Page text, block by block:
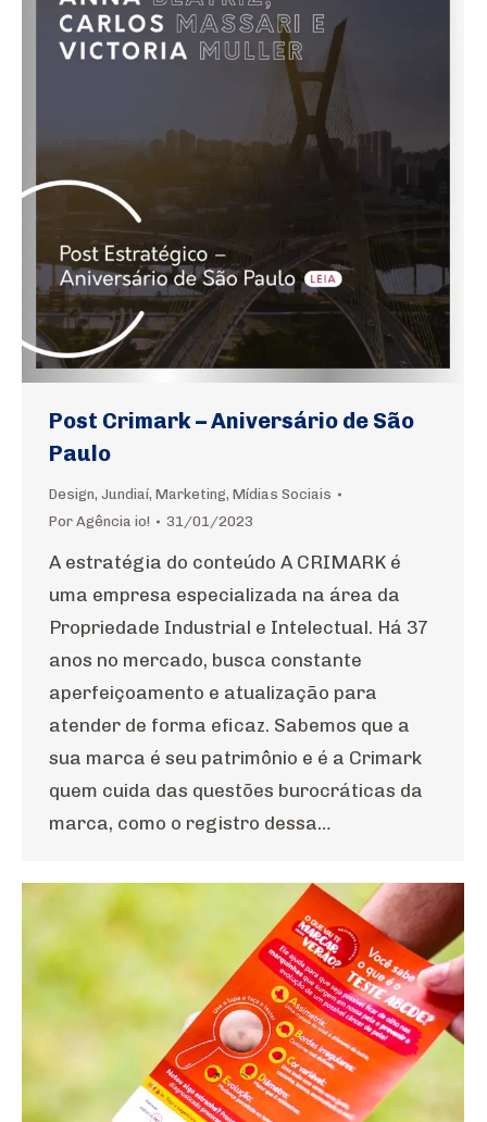
Post Crimark – Aniversário de São
Paulo
Design, Jundiaí, Marketing, Mídias Sociais
Por Agência io! 31/01/2023
A estratégia do conteúdo A CRIMARK é
uma empresa especializada na área da
Propriedade Industrial e Intelectual. Há 37
anos no mercado, busca constante
aperfeiçoamento e atualização para
atender de forma eficaz. Sabemos que a
sua marca é seu patrimônio e é a Crimark
quem cuida das questões burocráticas da
marca, como o registro dessa…